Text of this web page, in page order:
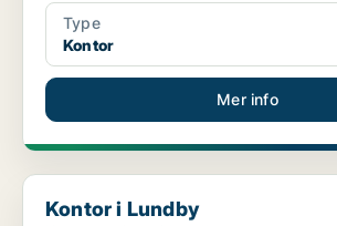
Type
Kontor
Mer info
Kontor i Lundby
Kontor i Lundby